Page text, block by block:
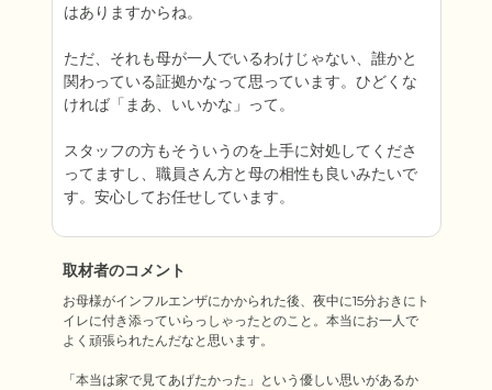
はありますからね。
ただ、それも母が一人でいるわけじゃない、誰かと
関わっている証拠かなって思っています。ひどくな
ければ「まあ、いいかな」って。
スタッフの方もそういうのを上手に対処してくださ
ってますし、職員さん方と母の相性も良いみたいで
す。安心してお任せしています。
取材者のコメント
お母様がインフルエンザにかかられた後、夜中に15分おきにト
イレに付き添っていらっしゃったとのこと。本当にお一人で
よく頑張られたんだなと思います。
「本当は家で見てあげたかった」という優しい思いがあるか